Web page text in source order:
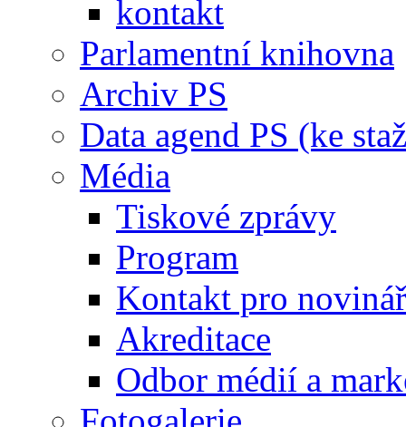
kontakt
Parlamentní knihovna
Archiv PS
Data agend PS (ke
Média
Tiskové zprávy
Program
Kontakt pro
Akreditace
Odbor médií a